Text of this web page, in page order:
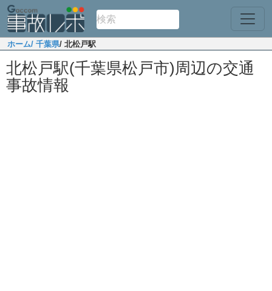
ホーム/ 千葉県/ 北松戸駅
北松戸駅(千葉県松戸市)周辺の交通
事故情報